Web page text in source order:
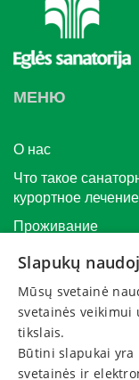
МЕНЮ
О нac
Что такое
курортное
Проживание
Календарь
Mероприятия
НАПИШИТЕ
Slapukų
Mūsų svetainė
svetainės
tikslais.
Būtini slapukai
svetainės ir